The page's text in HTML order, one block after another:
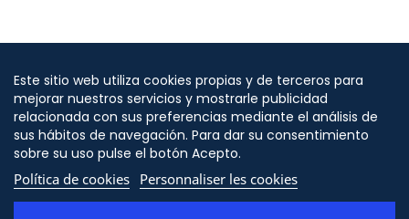
Este sitio web utiliza cookies propias y de terceros para
mejorar nuestros servicios y mostrarle publicidad
relacionada con sus preferencias mediante el análisis de
sus hábitos de navegación. Para dar su consentimiento
sobre su uso pulse el botón Acepto.
Política de cookies Personnaliser les cookies